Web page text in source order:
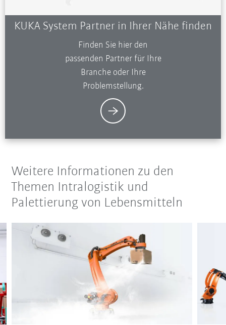
KUKA System Partner in Ihrer Nähe finden
Finden Sie hier den
passenden Partner für Ihre
Branche oder Ihre
Problemstellung.
Weitere Informationen zu den
Themen Intralogistik und
Palettierung von Lebensmitteln